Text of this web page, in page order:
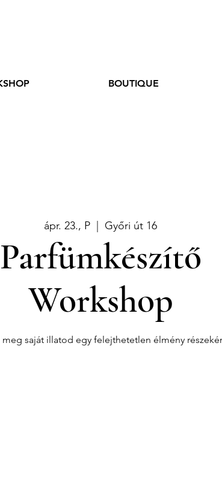
BOUTIQUE
ápr. 23., P Győri út 16
Parfümkészítő
Workshop
saját illatod egy felejthetetlen élmény